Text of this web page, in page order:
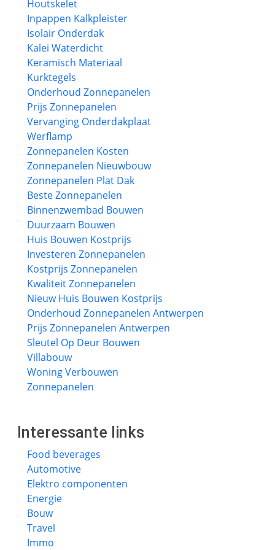
Houtskelet
Inpappen Kalkpleister
Isolair Onderdak
Kalei Waterdicht
Keramisch Materiaal
Kurktegels
Onderhoud Zonnepanelen
Prijs Zonnepanelen
Vervanging Onderdakplaat
Werflamp
Zonnepanelen Kosten
Zonnepanelen Nieuwbouw
Zonnepanelen Plat Dak
Beste Zonnepanelen
Binnenzwembad Bouwen
Duurzaam Bouwen
Huis Bouwen Kostprijs
Investeren Zonnepanelen
Kostprijs Zonnepanelen
Kwaliteit Zonnepanelen
Nieuw Huis Bouwen Kostprijs
Onderhoud Zonnepanelen Antwerpen
Prijs Zonnepanelen Antwerpen
Sleutel Op Deur Bouwen
Villabouw
Woning Verbouwen
Zonnepanelen
Interessante links
Food beverages
Automotive
Elektro componenten
Energie
Bouw
Travel
Immo